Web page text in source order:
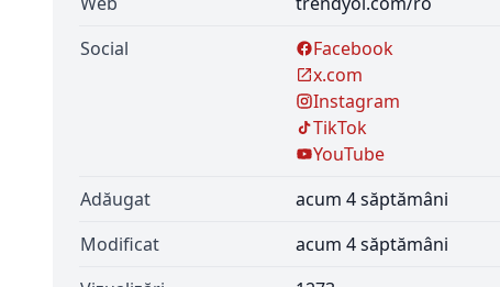
Social
Facebook
x.com
Instagram
TikTok
YouTube
Adăugat
acum 4 săptămâni
Modificat
acum 4 săptămâni